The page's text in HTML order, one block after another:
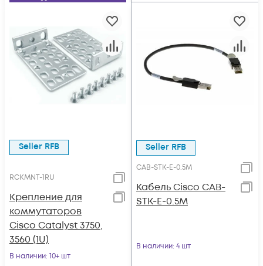
Seller RFB
RCKMNT-1RU
Крепление для
коммутаторов
Cisco Catalyst 3750,
3560 (1U)
В наличии: 10+ шт
Seller RFB
CAB-STK-E-0.5M
Кабель Cisco CAB-
STK-E-0.5M
В наличии: 4 шт